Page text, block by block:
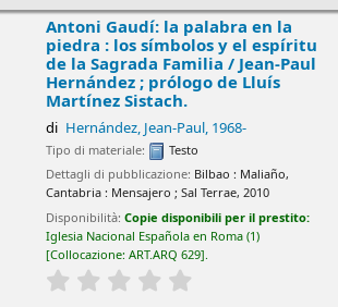
Antoni Gaudí: la palabra en la
piedra : los símbolos y el espíritu
de la Sagrada Familia / Jean-Paul
Hernández ; prólogo de Lluís
Martínez Sistach.
di Hernández, Jean-Paul, 1968-
Tipo di materiale:
Testo
Dettagli di pubblicazione: Bilbao : Maliaño,
Cantabria : Mensajero ; Sal Terrae, 2010
Disponibilità:Copie disponibili per il prestito:
Iglesia Nacional Española en Roma (1)
Collocazione:ART.ARQ 629 .
star rating